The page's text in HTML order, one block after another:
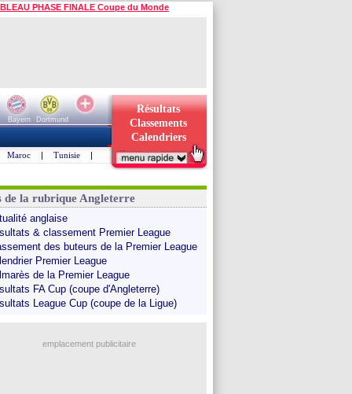
PHASE FINALE Coupe du Monde
Bayern
Dortmund
Résultats
Classements
Calendriers
Maroc | Tunisie |
de la rubrique Angleterre
anglaise
& classement Premier League
des buteurs de la Premier League
Premier League
de la Premier League
FA Cup (coupe d'Angleterre)
League Cup (coupe de la Ligue)
emplacement publicitaire